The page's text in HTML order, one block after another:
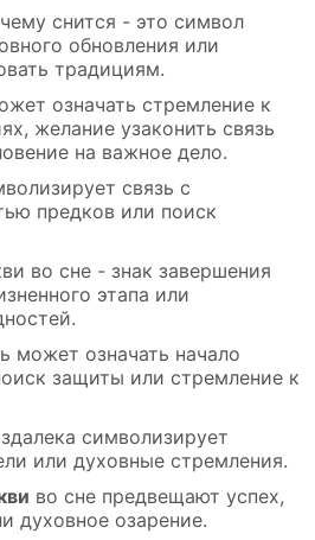
снится - это символ
обновления или
традициям.
означать стремление к
желание узаконить связь
на важное дело.
связь с
предков или поиск
во сне - знак завершения
этапа или
может означать начало
защиты или стремление к
символизирует
или духовные стремления.
во сне предвещают успех,
духовное озарение.